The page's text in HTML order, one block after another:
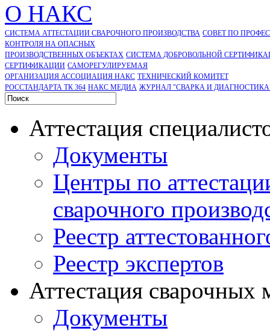
О НАКС
СИСТЕМА АТТЕСТАЦИИ СВАРОЧНОГО ПРОИЗВОДСТВА СОВЕТ ПО
КОНТРОЛЯ НА ОПАСНЫХ
ПРОИЗВОДСТВЕННЫХ ОБЪЕКТАХ СИСТЕМА ДОБРОВОЛЬНОЙ
CЕРТИФИКАЦИИ САМОРЕГУЛИРУЕМАЯ
ОРГАНИЗАЦИЯ АССОЦИАЦИЯ НАКС ТЕХНИЧЕСКИЙ КОМИТЕТ
РОССТАНДАРТА ТК 364 НАКС МЕДИА ЖУРНАЛ "СВАРКА И
Аттестация
Документы
Центры по
сварочного
Реестр
Реестр экспертов
Аттестация сварочных
Документы